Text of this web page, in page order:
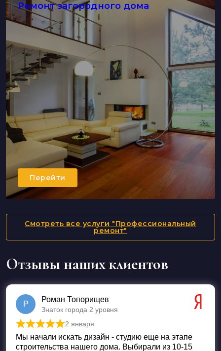
Ремонт загородного дома
Перейти
Смотреть все услуги "Профессиональный
ремонт"
Отзывы наших клиентов
Р
Роман Топорищев
Знаток города 2 уровня
Оценка 5из 5
2 января
Мы начали искать дизайн - студию еще на этапе
строительства нашего дома. Выбирали из 10-15